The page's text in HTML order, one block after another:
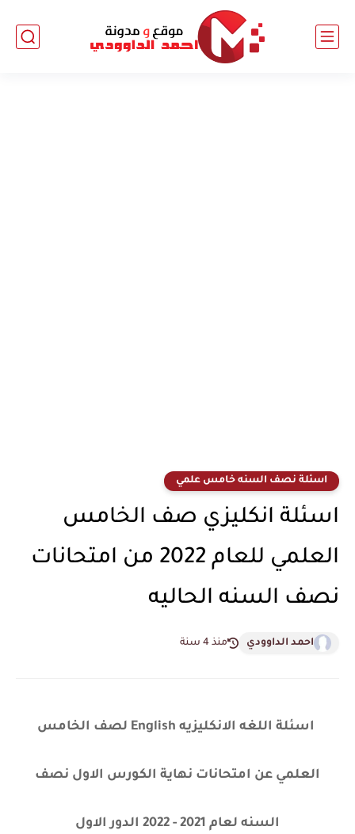
اسئلة نصف السنه خامس علمي
اسئلة انكليزي صف الخامس
العلمي للعام 2022 من امتحانات
نصف السنه الحاليه
احمد الداوودي منذ 4 سنة
اسئلة اللغه الانكليزيه English لصف الخامس
العلمي عن امتحانات نهاية الكورس الاول نصف
السنه لعام 2021 - 2022 الدور الاول